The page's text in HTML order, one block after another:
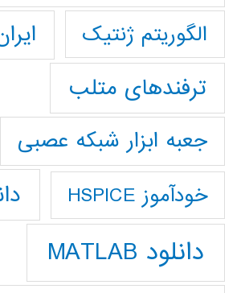
الگوریتم ژنتیک
ترفندهای متلب
جعبه ابزار شبکه عصبی
خودآموز HSPICE
دانلود MATLAB